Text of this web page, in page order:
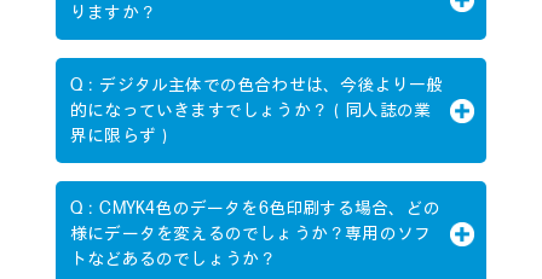
りますか？
Q：デジタル主体での色合わせは、今後より一般
的になっていきますでしょうか？（同人誌の業
界に限らず）
Q：CMYK4色のデータを6色印刷する場合、どの
様にデータを変えるのでしょうか？専用のソフ
トなどあるのでしょうか？